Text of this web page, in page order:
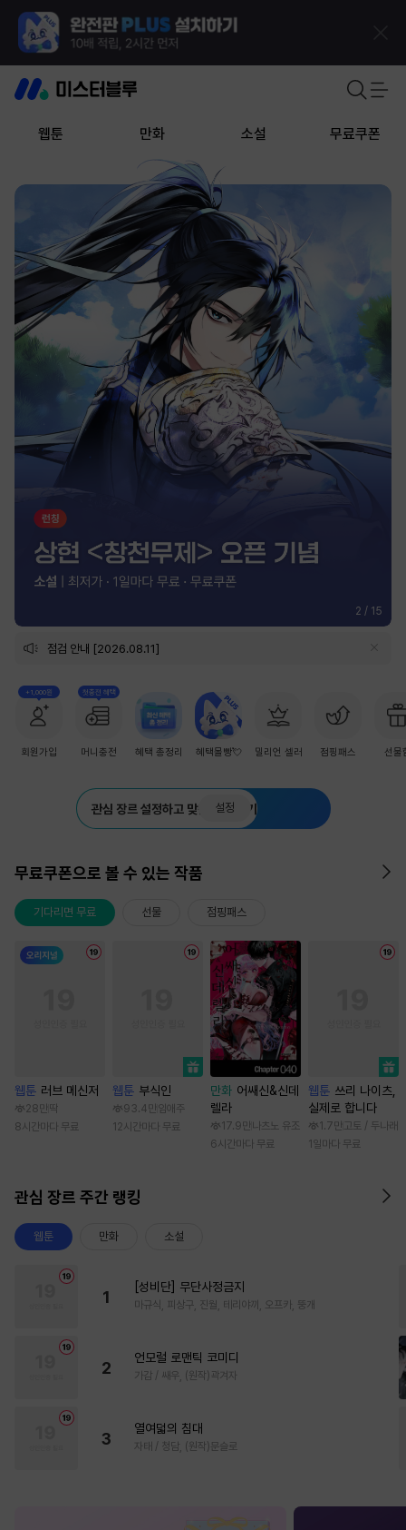
웹툰 만화 소설 무료쿠폰
2 / 15
점검 안내 [2026.08.11]
+1,000원
회원가입
첫충전 혜택
머니충전 혜택 총정리 혜택몰빵💘 밀리언 셀러 점핑패스 선물
관심 장르 설정하고 맞춤 추천 받기
설정
무료쿠폰으로 볼 수 있는 작품
기다리면 무료 선물 점핑패스
웹툰 러브 메신저
28만 딱
8시간마다 무료
웹툰 부식인
93.4만 임애주
12시간마다 무료
만화 어쌔신&신데
렐라
17.9만 나츠노 유조
6시간마다 무료
웹툰 쓰리 나이츠,
실제로 합니다
1.7만 고토 / 두나래
1일마다 무료
관심 장르 주간 랭킹
웹툰 만화 소설
1
[성비단] 무단사정금지
마규식, 피상구, 진월, 테리야끼, 오프카, 뚱개
2
언모럴 로맨틱 코미디
가감 / 쌔우, (원작)곽겨자
3
열여덟의 침대
자태 / 청담, (원작)문슬로